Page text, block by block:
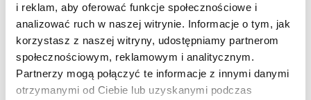
i reklam, aby oferować funkcje społecznościowe i
analizować ruch w naszej witrynie. Informacje o tym, jak
korzystasz z naszej witryny, udostępniamy partnerom
społecznościowym, reklamowym i analitycznym.
Partnerzy mogą połączyć te informacje z innymi danymi
otrzymanymi od Ciebie lub uzyskanymi podczas
Kozetki
Pielęgnacja mebli
Taborety i krzesła
Parawany
Fotele
Zobacz wszystko